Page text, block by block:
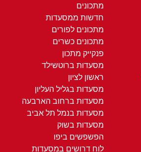
מתכונים
חדשות ממסעדות
מתכונים לפורים
מתכונים כשרים
פנקייק מתכון
מסעדות ברוטשילד
ראשון לציון
מסעדות בגליל העליון
מסעדות ברחוב הארבעה
מסעדות בנמל תל אביב
מסעדות בשוק
הפשפשים ביפו
לוח דרושים במסעדות